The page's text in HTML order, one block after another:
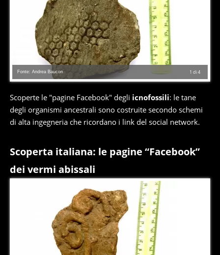
1 di4
Fonte: Andrea Baucon
Scoperte le "pagine Facebook" degli icnofossili: le tane
degli organismi ancestrali sono costruite secondo schemi
di alta ingegneria che ricordano i link del social network.
Scoperta italiana: le pagine “Facebook”
dei vermi abissali